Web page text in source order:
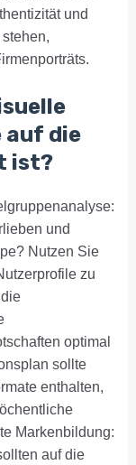
und
die
ist?
und
Nutzen Sie
zu
optimal
sollte
enthalten,
Markenbildung:
auf die